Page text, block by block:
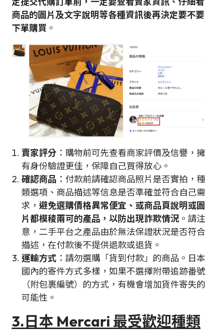
商品的圖片及文字說明等各種資訊後再決定要不要
下單購買 。
賣家評分 ：購物前可先查看商家評價及信譽，擁
有身份驗證更佳，保障自己買得放心。
確認商品 ：付款前請確認商品照片是否實拍，種
類選項、商品描述等信息是否準確並符合自己需
求， 避免選購價格異常便宜、或商品頁說明或圖
片都模稜兩可的產品，以防出現詐欺情況 。請注
意，二手平台之產品由於無法保證狀況是否符合
描述，在付款後不提供退款或退貨。
運輸方式 ：請勿選購「貨到付款」的商品。日本
國內的寄件方式多樣，如果不選擇附帶追跡番號
（附包裹編號）的方式，有機會增加貨件寄失的
可能性。
3.日本 Mercari 最受歡迎種類